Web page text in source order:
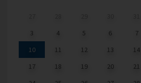
3
4 5 6 7
10
11 12 13 14
17
18 19 20 21